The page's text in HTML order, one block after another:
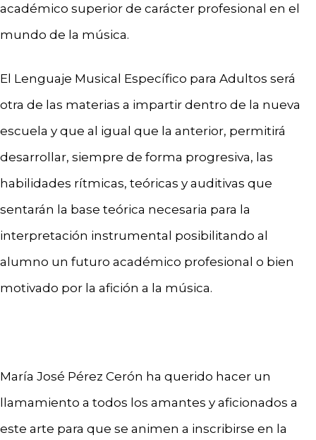
académico superior de carácter profesional en el
mundo de la música.
El Lenguaje Musical Específico para Adultos será
otra de las materias a impartir dentro de la nueva
escuela y que al igual que la anterior, permitirá
desarrollar, siempre de forma progresiva, las
habilidades rítmicas, teóricas y auditivas que
sentarán la base teórica necesaria para la
interpretación instrumental posibilitando al
alumno un futuro académico profesional o bien
motivado por la afición a la música.
María José Pérez Cerón ha querido hacer un
llamamiento a todos los amantes y aficionados a
este arte para que se animen a inscribirse en la